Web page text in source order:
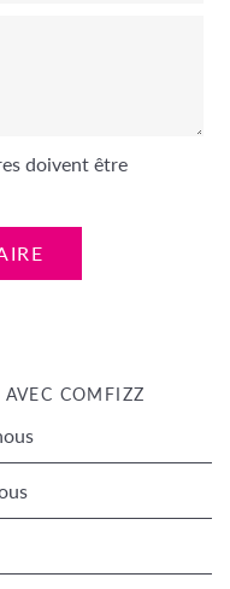
doivent être
COMFIZZ